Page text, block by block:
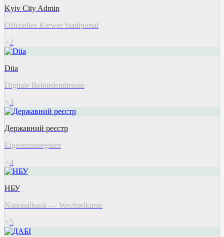
Kyiv City Admin
Offizielles Kiewer Stadtportal
2
Diia
Digitale Behördendienste
3
Державний реєстр
Eigentumsregister
4
НБУ
Nationalbank — Wechselkurse
5